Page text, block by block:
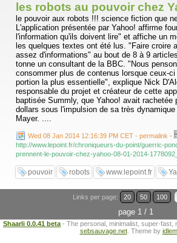
les robots au pouvoir chez
le pouvoir aux robots !!! science fiction que
L'application présentée par Yahoo! affirme
l'information qu'ils doivent lire" et affiche un
les quelques textes ont été lus. "Faire croire
assez d'informations" au bout de 8 à 9
tonne un consultant de la BBC. "Nous
consommer plus de contenus lorsque ceux-
portion la plus essentielle", explique Nick
responsable du projet et créateur de cette
baptisée Summly, que Yahoo! avait rachetée
dollars sous l'impulsion de sa très
Mayer. ....
Wed 08 Jan 2014 12:16:39 PM CET - permalink -
http://www.lepoint.fr/chroniqueurs-du-point/guerric-
prennent-le-pouvoir-chez-yahoo-08-01-2014-
pouvoir robots www.lepoint.fr
Links per page: 20 50 100
page 1 / 1
Shaarli 0.0.41 beta - The personal, minimalist, super-fast,
sebsauvage.net. Theme by